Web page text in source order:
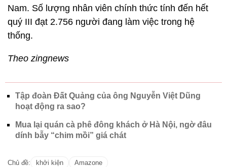
Nam. Số lượng nhân viên chính thức tính đến hết
quý III đạt 2.756 người đang làm việc trong hệ
thống.
Theo zingnews
Tập đoàn Đất Quảng của ông Nguyễn Việt Dũng
hoạt động ra sao?
Mua lại quán cà phê đông khách ở Hà Nội, ngờ đâu
dính bẫy “chim mồi” giá chát
Chủ đề: khởi kiện Amazone